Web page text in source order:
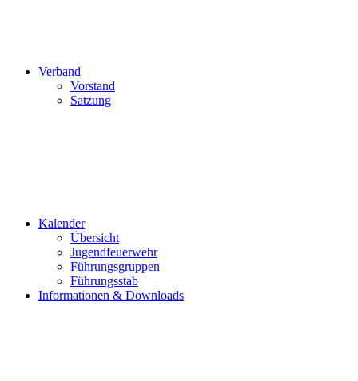
Verband
Vorstand
Satzung
Kalender
Übersicht
Jugendfeuerwehr
Führungsgruppen
Führungsstab
Informationen & Downloads